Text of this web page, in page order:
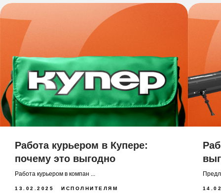
Работа курьером в Купере:
почему это выгодно
Работа курьером в компан ...
13.02.2025 ИСПОЛНИТЕЛЯМ